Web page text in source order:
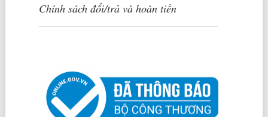
Chính sách đổi/trả và hoàn tiền